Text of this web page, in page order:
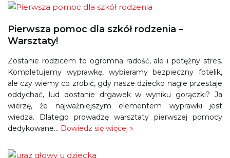
Pierwsza pomoc dla szkół rodzenia –
Warsztaty!
Zostanie rodzicem to ogromna radość, ale i potężny stres.
Kompletujemy wyprawkę, wybieramy bezpieczny fotelik,
ale czy wiemy co zrobić, gdy nasze dziecko nagle przestaje
oddychać, lud dostanie drgawek w wyniku gorączki? Ja
wierzę, że najważniejszym elementem wyprawki jest
wiedza. Dlatego prowadzę warsztaty pierwszej pomocy
dedykowane… Dowiedz się więcej »